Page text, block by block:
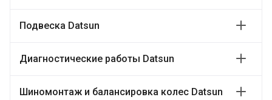
Подвеска Datsun
Диагностические работы Datsun
Шиномонтаж и балансировка колес Datsun